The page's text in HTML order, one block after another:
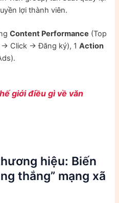
lợi thành viên.
Content Performance (Top
→ Click → Đăng ký), 1Action
giới điều gì về văn
hiệu: Biến
thắng” mạng xã